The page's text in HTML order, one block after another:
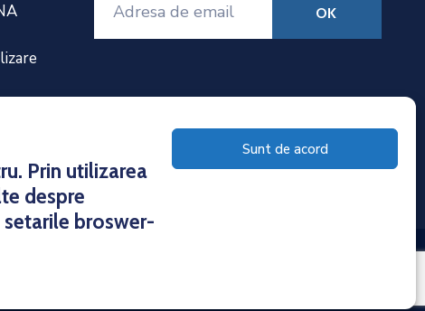
Prin utilizarea
despre
broswer-
Sunt de acord